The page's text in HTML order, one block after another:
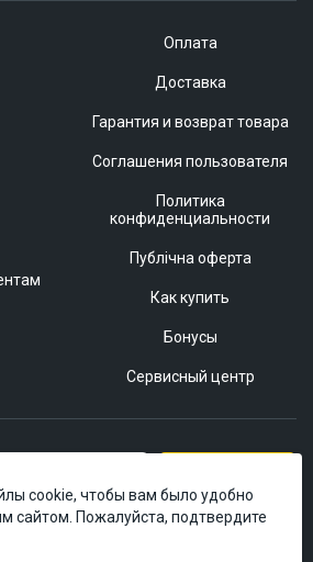
Оплата
Доставка
Гарантия и возврат товара
Соглашения пользователя
Политика
конфиденциальности
Публічна оферта
Как купить
Бонусы
Сервисный центр
cookie, чтобы вам было удобно
сайтом. Пожалуйста, подтвердите